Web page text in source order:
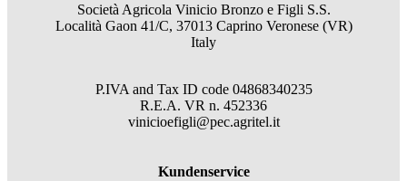
Società Agricola Vinicio Bronzo e Figli S.S.
Località Gaon 41/C, 37013 Caprino Veronese (VR)
Italy
P.IVA and Tax ID code 04868340235
R.E.A. VR n. 452336
vinicioefigli@pec.agritel.it
Kundenservice